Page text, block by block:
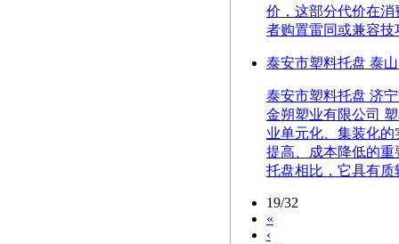
价，这部分代价在
者购置雷同或兼容
泰安市塑料托盘 泰
泰安市塑料托盘 济
金朔塑业有限公司
业单元化、集装化
提高、成本降低的
托盘相比，它具有
19/32
«
‹